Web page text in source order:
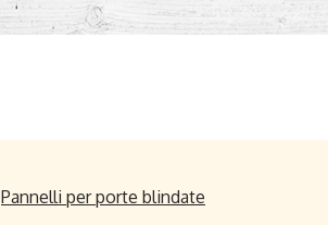
Pannelli per porte blindate